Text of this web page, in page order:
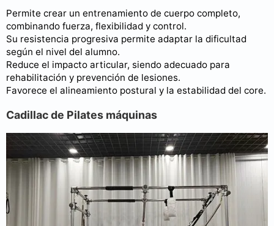
Permite crear un entrenamiento de cuerpo completo,
combinando fuerza, flexibilidad y control.
Su resistencia progresiva permite adaptar la dificultad
según el nivel del alumno.
Reduce el impacto articular, siendo adecuado para
rehabilitación y prevención de lesiones.
Favorece el alineamiento postural y la estabilidad del core.
Cadillac de Pilates máquinas